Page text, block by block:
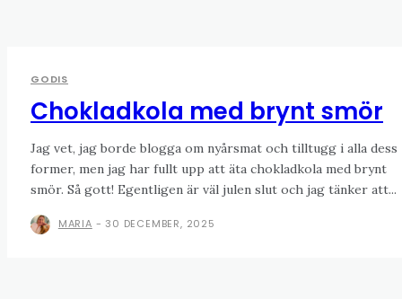
GODIS
Chokladkola med brynt smör
Jag vet, jag borde blogga om nyårsmat och tilltugg i alla dess
former, men jag har fullt upp att äta chokladkola med brynt
smör. Så gott! Egentligen är väl julen slut och jag tänker att...
MARIA - 30 DECEMBER, 2025